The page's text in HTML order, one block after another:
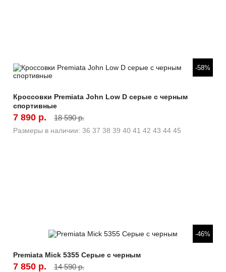
Быстрый просмотр -58%
Кроссовки Premiata John Low D серые с черным
спортивные
7 890 р. 18 590 р.
Размеры в наличии: 36 37 38 39 40 41 42 43 44 45
Быстрый просмотр -46%
Premiata Mick 5355 Серые с черным
7 850 р. 14 590 р.